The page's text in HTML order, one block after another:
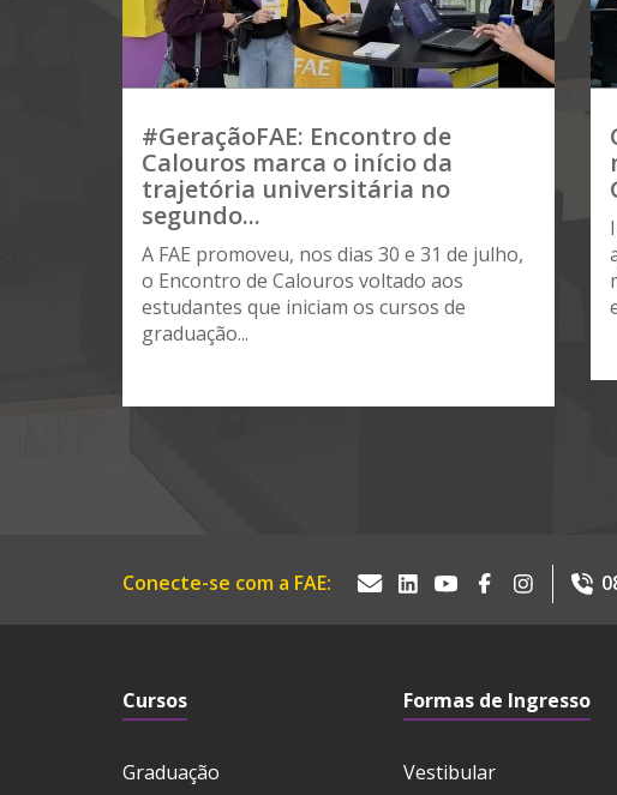
#GeraçãoFAE: Encontro de
Calouros marca o início da
trajetória universitária no
segundo...
A FAE promoveu, nos dias 30 e 31 de julho,
o Encontro de Calouros voltado aos
estudantes que iniciam os cursos de
graduação...
Conecte-se com a FAE:
Cursos
Graduação
Formas de Ingresso
Vestibular